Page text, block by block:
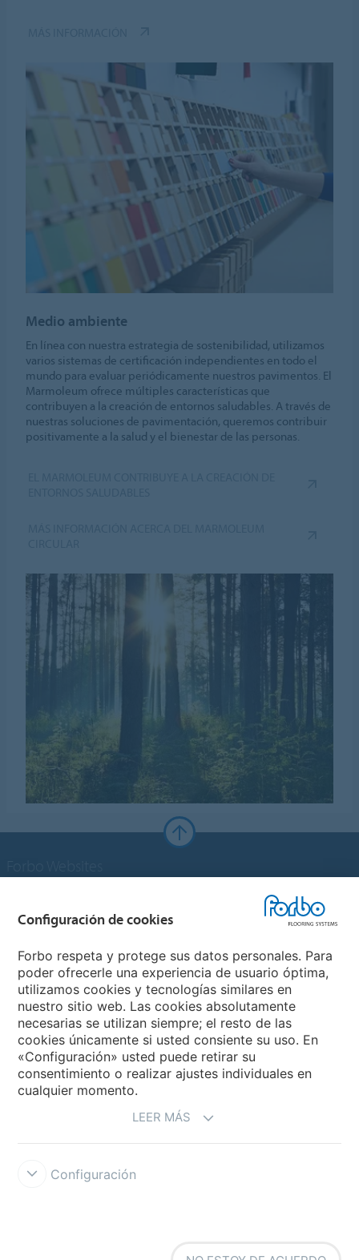
Medio ambiente
En línea con nuestra estrategia de sostenibilidad, utilizamos
varios sistemas de certificación independientes en todo el
mundo para evaluar periódicamente nuestros pavimentos. El
Marmoleum ofrece múltiples características que
contribuyen a la creación de entornos saludables. A través de
nuestras soluciones de pavimentación, queremos contribuir
positivamente a la salud y el bienestar de las personas.
Forbo Flooring Systems
Forbo Movement Systems
Selecciona un país
Configuración de cookies
Forbo respeta y protege sus datos personales. Para
poder ofrecerle una experiencia de usuario óptima,
utilizamos cookies y tecnologías similares en
nuestro sitio web. Las cookies absolutamente
necesarias se utilizan siempre; el resto de las
cookies únicamente si usted consiente su uso. En
«Configuración» usted puede retirar su
consentimiento o realizar ajustes individuales en
cualquier momento.
LEER MÁS
Configuración